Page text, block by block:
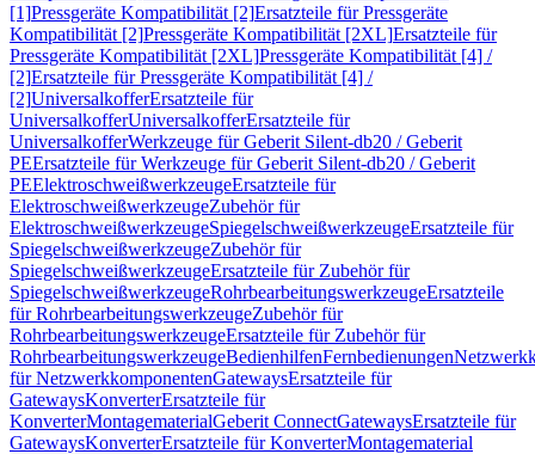
[1]Pressgeräte Kompatibilität [2]Ersatzteile für Pressgeräte
Kompatibilität [2]Pressgeräte Kompatibilität [2XL]Ersatzteile für
Pressgeräte Kompatibilität [2XL]Pressgeräte Kompatibilität [4] /
[2]Ersatzteile für Pressgeräte Kompatibilität [4] /
[2]UniversalkofferErsatzteile für
UniversalkofferUniversalkofferErsatzteile für
UniversalkofferWerkzeuge für Geberit Silent-db20 / Geberit
PEErsatzteile für Werkzeuge für Geberit Silent-db20 / Geberit
PEElektroschweißwerkzeugeErsatzteile für
ElektroschweißwerkzeugeZubehör für
ElektroschweißwerkzeugeSpiegelschweißwerkzeugeErsatzteile für
SpiegelschweißwerkzeugeZubehör für
SpiegelschweißwerkzeugeErsatzteile für Zubehör für
SpiegelschweißwerkzeugeRohrbearbeitungswerkzeugeErsatzteile
für RohrbearbeitungswerkzeugeZubehör für
RohrbearbeitungswerkzeugeErsatzteile für Zubehör für
RohrbearbeitungswerkzeugeBedienhilfenFernbedienungen
für NetzwerkkomponentenGatewaysErsatzteile für
GatewaysKonverterErsatzteile für
KonverterMontagematerialGeberit ConnectGatewaysErsatzteile für
GatewaysKonverterErsatzteile für KonverterMontagematerial